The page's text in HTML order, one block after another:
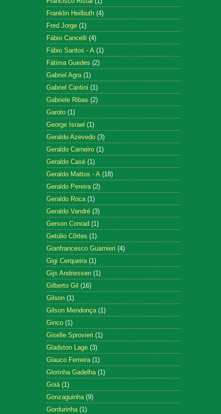
Franklin Heilbuth (4)
Fred Jorge (1)
Fábio Cancelli (4)
Fábio Santos - A (1)
Fátima Guedes (2)
Gabriel Agra (1)
Gabriel Cantini (1)
Gabriele Ribas (2)
Garoto (1)
George Israel (1)
Geraldo Azevedo (3)
Geraldo Carneiro (1)
Geraldo Casé (1)
Geraldo Mattos - A (18)
Geraldo Pereira (2)
Geraldo Roca (1)
Geraldo Vandré (3)
Gerson Conrad (1)
Getúlio Côrtes (1)
Gianfrancesco Guarnieri (4)
Gigi Cerqueira (1)
Gijs Andriessen (1)
Gilberto Gil (16)
Gilson (1)
Gilson Mendonça (1)
Ginco (1)
Giselle Sprovieri (1)
Gladston Lage (3)
Glauco Ferreira (1)
Glorinha Gadelha (1)
Goiá (1)
Gonzaguinha (9)
Gordurinha (1)